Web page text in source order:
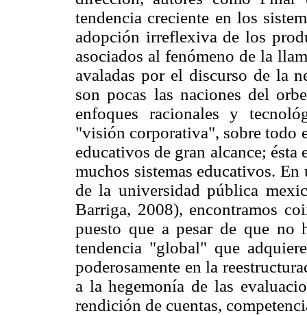
tendencia creciente en los
adopción irreflexiva de los
asociados al fenómeno de la
avaladas por el discurso de la
son pocas las naciones del
enfoques racionales y
"visión corporativa", sobre todo
educativos de gran alcance; ésta
muchos sistemas educativos.
de la universidad pública
Barriga, 2008), encontramos
puesto que a pesar de que no
tendencia "global" que
poderosamente en la
a la hegemonía de las
rendición de cuentas,